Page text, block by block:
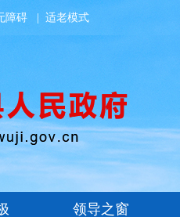
障碍 适老模式